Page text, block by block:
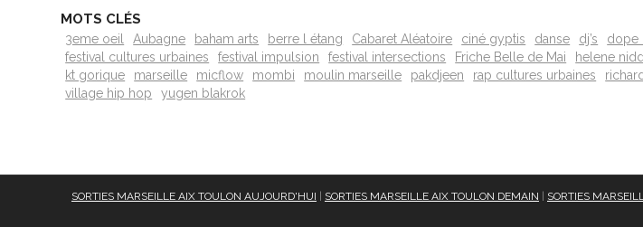
MOTS CLÉS
3eme oeil Aubagne baham arts berre l étang Cabaret Aléatoire ciné gyptis danse dj’s dope
festival cultures urbaines
festival impulsion festival intersections Friche Belle de Mai helene
kt gorique
marseille micflow mombi moulin marseille pakdjeen rap cultures urbaines
village hip hop
yugen blakrok
SORTIES MARSEILLE AIX TOULON AUJOURD'HUI | SORTIES MARSEILLE AIX TOULON DEMAIN | SORTIES